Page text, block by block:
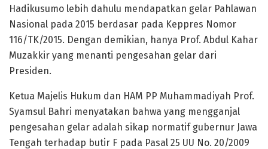
Hadikusumo lebih dahulu mendapatkan gelar Pahlawan
Nasional pada 2015 berdasar pada Keppres Nomor
116/TK/2015. Dengan demikian, hanya Prof. Abdul Kahar
Muzakkir yang menanti pengesahan gelar dari
Presiden.
Ketua Majelis Hukum dan HAM PP Muhammadiyah Prof.
Syamsul Bahri menyatakan bahwa yang mengganjal
pengesahan gelar adalah sikap normatif gubernur Jawa
Tengah terhadap butir F pada Pasal 25 UU No. 20/2009